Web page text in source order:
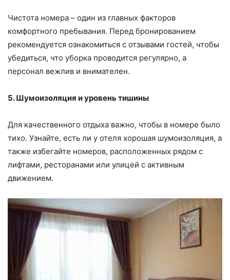
Чистота номера – один из главных факторов
комфортного пребывания. Перед бронированием
рекомендуется ознакомиться с отзывами гостей, чтобы
убедиться, что уборка проводится регулярно, а
персонал вежлив и внимателен.
5. Шумоизоляция и уровень тишины
Для качественного отдыха важно, чтобы в номере было
тихо. Узнайте, есть ли у отеля хорошая шумоизоляция, а
также избегайте номеров, расположенных рядом с
лифтами, ресторанами или улицей с активным
движением.